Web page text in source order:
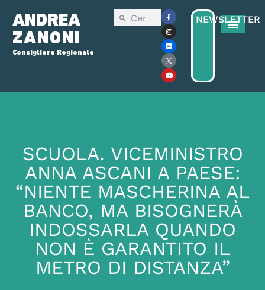
ANDREA
ZANONI
Consigliere Regionale
NEWSLETTER
SCUOLA. VICEMINISTRO
ANNA ASCANI A PAESE:
“NIENTE MASCHERINA AL
BANCO, MA BISOGNERÀ
INDOSSARLA QUANDO
NON È GARANTITO IL
METRO DI DISTANZA”